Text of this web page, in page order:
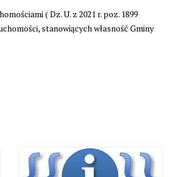
( Dz. U. z 2021 r. poz. 1899
stanowiących własność Gminy